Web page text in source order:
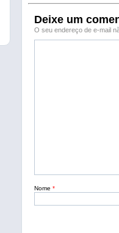
Deixe um
O seu endereço de e-mail
Nome *